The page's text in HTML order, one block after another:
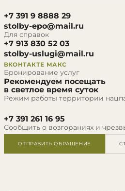
+7 391 9 8888 29
stolby-epo@mail.ru
Для справок
+7 913 830 52 03
stolby-uslugi@mail.ru
ВКОНТАКТЕ МАКС
Бронирование услуг
Рекомендуем посещать
в светлое время суток
Режим работы территории
+7 391 261 16 95
Сообщить о возгораниях и
ОТПРАВИТЬ ОБРАЩЕНИЕ